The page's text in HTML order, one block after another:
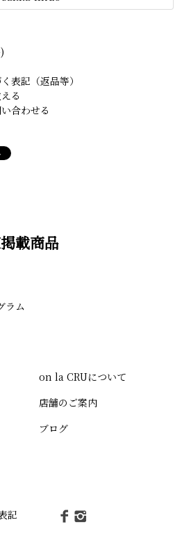
表記（返品等）
る
合わせる
載商品
ラム
on la CRUについて
店舗のご案内
ブログ
記